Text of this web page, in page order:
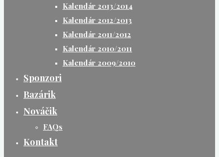
Kalendár 2013/2014
Kalendár 2012/2013
Kalendár 2011/2012
Kalendár 2010/2011
Kalendár 2009/2010
Sponzori
Bazárik
Nováčik
FAQs
Kontakt